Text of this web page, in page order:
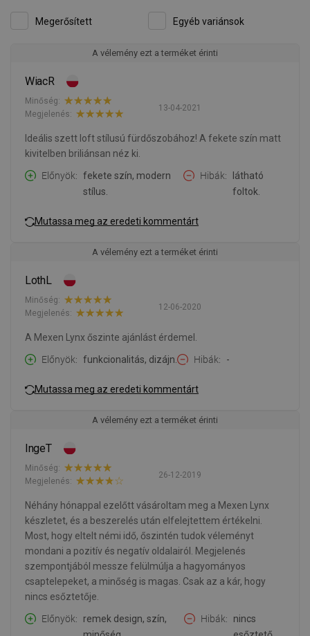
Megerősített Egyéb variánsok
A vélemény ezt a terméket érinti
WiacR
13-04-2021
Minőség:
Megjelenés:
Ideális szett loft stílusú fürdőszobához! A fekete szín matt
kivitelben briliánsan néz ki.
Előnyök
fekete szín, modern
stílus.
Hibák
látható
foltok.
Mutassa meg az eredeti kommentárt
A vélemény ezt a terméket érinti
LothL
12-06-2020
Minőség:
Megjelenés:
A Mexen Lynx őszinte ajánlást érdemel.
Előnyök
funkcionalitás, dizájn. Hibák -
Mutassa meg az eredeti kommentárt
A vélemény ezt a terméket érinti
IngeT
26-12-2019
Minőség:
Megjelenés:
Néhány hónappal ezelőtt vásároltam meg a Mexen Lynx
készletet, és a beszerelés után elfelejtettem értékelni.
Most, hogy eltelt némi idő, őszintén tudok véleményt
mondani a pozitív és negatív oldalairól. Megjelenés
szempontjából messze felülmúlja a hagyományos
csaptelepeket, a minőség is magas. Csak az a kár, hogy
nincs esőztetője.
Előnyök
remek design, szín,
Hibák
nincs